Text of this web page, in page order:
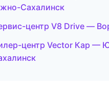
Сахалинск
центр V8 Drive —
центр Vector Кар —